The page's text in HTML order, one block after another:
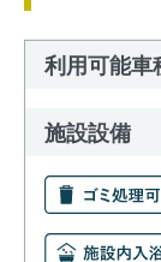
利用可能車
施設設備